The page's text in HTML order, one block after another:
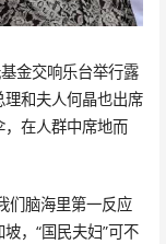
金交响乐台举行露
和夫人何晶也出席
在人群中席地而
们脑海里第一反应
，“国民夫妇”可不